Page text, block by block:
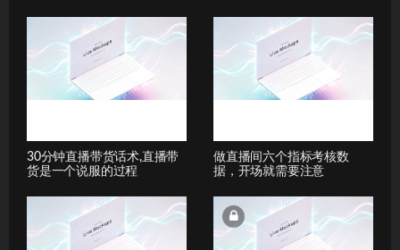
30分钟直播带货话术,直播带
货是一个说服的过程
做直播间六个指标考核数
据，开场就需要注意